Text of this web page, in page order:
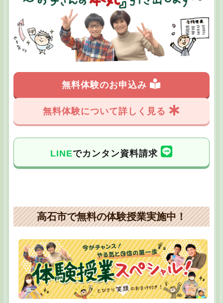
無料体験のお申込み
無料体験について詳しく見る
LINEでカンタン資料請求
高石市で無料の体験授業実施中！